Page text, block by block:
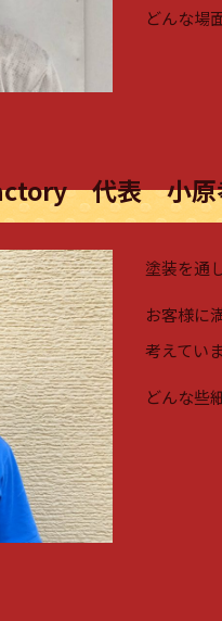
どんな場
代表 小原
塗装を通
お客様に
考えてい
どんな些